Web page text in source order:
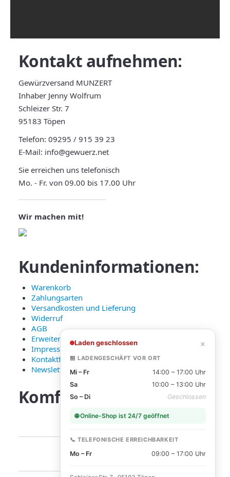
Kontakt aufnehmen:
Gewürzversand MUNZERT
Inhaber Jenny Wolfrum
Schleizer Str. 7
95183 Töpen
Telefon: 09295 / 915 39 23
E-Mail: info@gewuerz.net
Sie erreichen uns telefonisch
Mo. - Fr. von 09.00 bis 17.00 Uhr
Wir machen mit!
Kundeninformationen:
Warenkorb
Zahlungsarten
Versandkosten und Lieferung
Widerruf
AGB
Erweiterte Datenschutzerklärung
Impressum
Kontaktformular
Newsletter Anmeldung
Komfortable Zahlarten:
Laden geschlossen ×
🏪 LADENGESCHÄFT VOR ORT
Mi – Fr
14:00 – 17:00 Uhr
Sa
10:00 – 13:00 Uhr
So – Di
Geschlossen
🌐 Online-Shop ist 24/7 geöffnet
📞 TELEFONISCHE ERREICHBARKEIT
Mo – Fr 09:00 – 17:00 Uhr